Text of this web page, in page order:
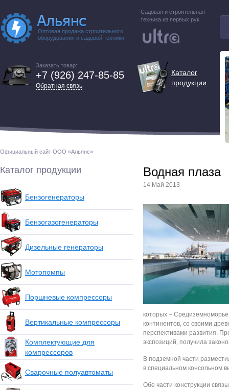
Оптовая продажа строительного
оборудования и садовой техники
Садовая и строительная
техника из первых рук
Заказать товар:
+7 (926) 247-85-85
Обратная связь
Каталог
продукции
Официальный сайт ООО «Альянс»
Каталог продукции
Бензогенераторы
Бензогазогенераторы
Дизельные генераторы
Мотопомпы
Поршневые компрессоры
Вертикальные компрессоры
Комплектующие для
компрессоров
Сварочные полуавтоматы
Водная плаза
14 Май 2013
которых –
континентов, со своими
перспективами развития.
экспозиций, получила
В подземной части
в специальном консольном
Обе части конструкции